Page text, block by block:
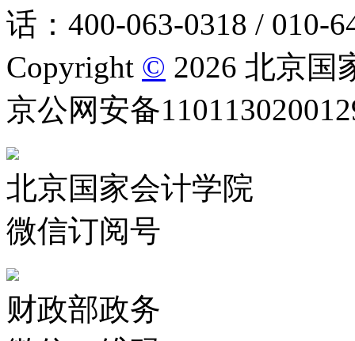
话：400-063-0318 / 010-
Copyright © 2026 北京国
京公网安备
北京国家会计学院
微信订阅号
财政部政务